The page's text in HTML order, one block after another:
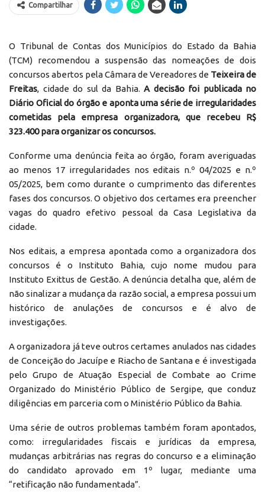
Compartilhar
O Tribunal de Contas dos Municípios do Estado da Bahia
(TCM) recomendou a suspensão das nomeações de dois
concursos abertos pela Câmara de Vereadores de Teixeira de
Freitas, cidade do sul da Bahia. A decisão foi publicada no
Diário Oficial do órgão e aponta uma série de irregularidades
cometidas pela empresa organizadora, que recebeu R$
323.400 para organizar os concursos.
Conforme uma denúncia feita ao órgão, foram averiguadas
ao menos 17 irregularidades nos editais n.º 04/2025 e n.º
05/2025, bem como durante o cumprimento das diferentes
fases dos concursos. O objetivo dos certames era preencher
vagas do quadro efetivo pessoal da Casa Legislativa da
cidade.
Nos editais, a empresa apontada como a organizadora dos
concursos é o Instituto Bahia, cujo nome mudou para
Instituto Exittus de Gestão. A denúncia detalha que, além de
não sinalizar a mudança da razão social, a empresa possui um
histórico de anulações de concursos e é alvo de
investigações.
A organizadora já teve outros certames anulados nas cidades
de Conceição do Jacuípe e Riacho de Santana e é investigada
pelo Grupo de Atuação Especial de Combate ao Crime
Organizado do Ministério Público de Sergipe, que conduz
diligências em parceria com o Ministério Público da Bahia.
Uma série de outros problemas também foram apontados,
como: irregularidades fiscais e jurídicas da empresa,
mudanças arbitrárias nas regras do concurso e a eliminação
do candidato aprovado em 1º lugar, mediante uma
“retificação não fundamentada”.